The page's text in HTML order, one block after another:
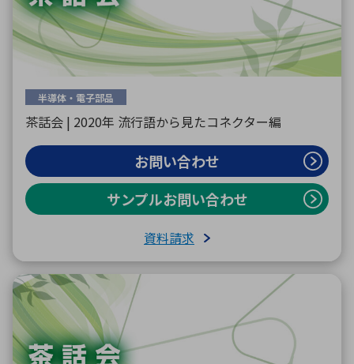
半導体・電子部品
茶話会 | 2020年 流行語から見たコネクター編
お問い合わせ
サンプルお問い合わせ
資料請求